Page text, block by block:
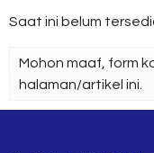
Saat ini belum
Mohon maaf, form
halaman/artikel ini.